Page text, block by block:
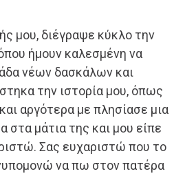
μου, διέγραψε κύκλο την
ήμουν καλεσμένη να
νέων δασκάλων και
την ιστορία μου, όπως
αργότερα με πλησίασε μια
στα μάτια της και μου είπε
Σας ευχαριστώ που το
να πω στον πατέρα